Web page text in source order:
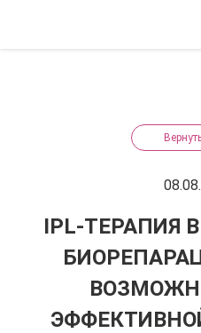
IPL-ТЕРАПИЯ